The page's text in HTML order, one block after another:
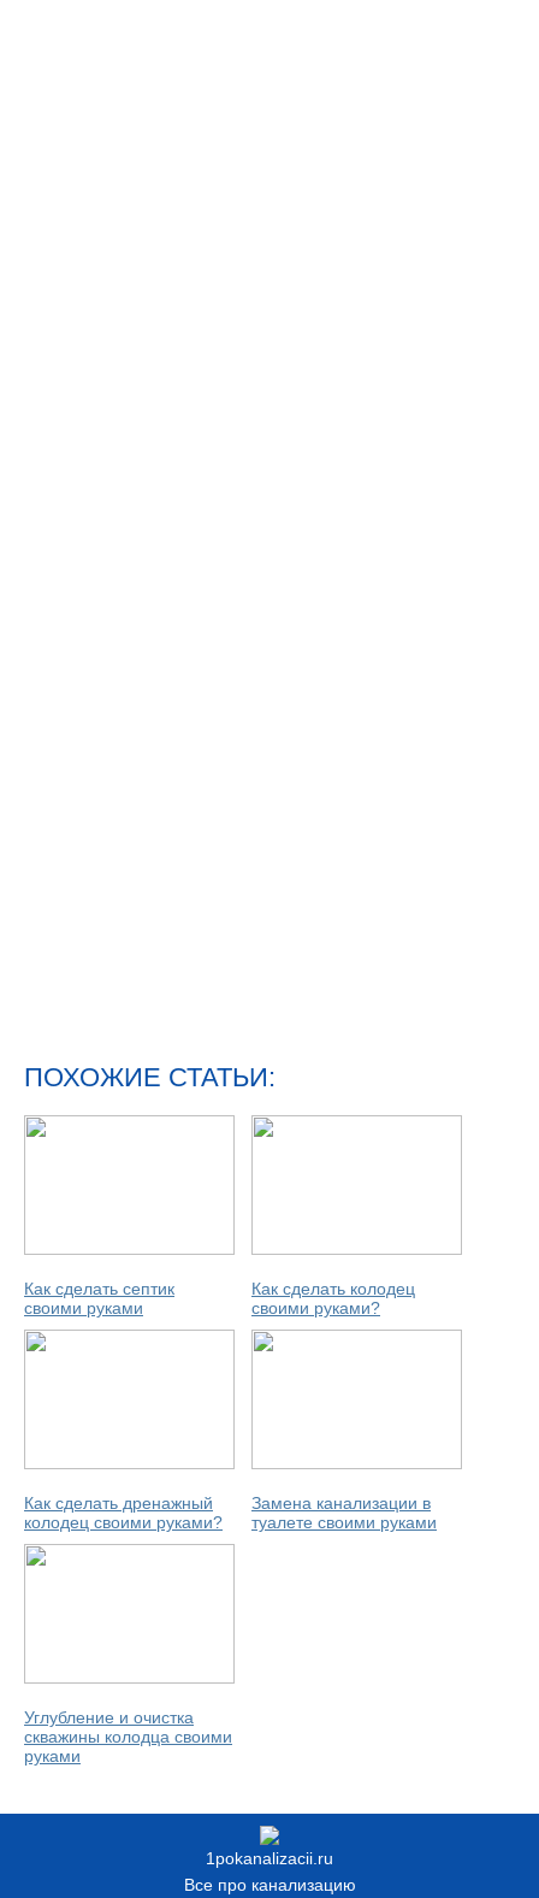
ПОХОЖИЕ СТАТЬИ:
Как сделать септик
своими руками
Как сделать колодец
своими руками?
Как сделать дренажный
колодец своими руками?
Замена канализации в
туалете своими руками
Углубление и очистка
скважины колодца своими
руками
1pokanalizacii.ru
Все про канализацию